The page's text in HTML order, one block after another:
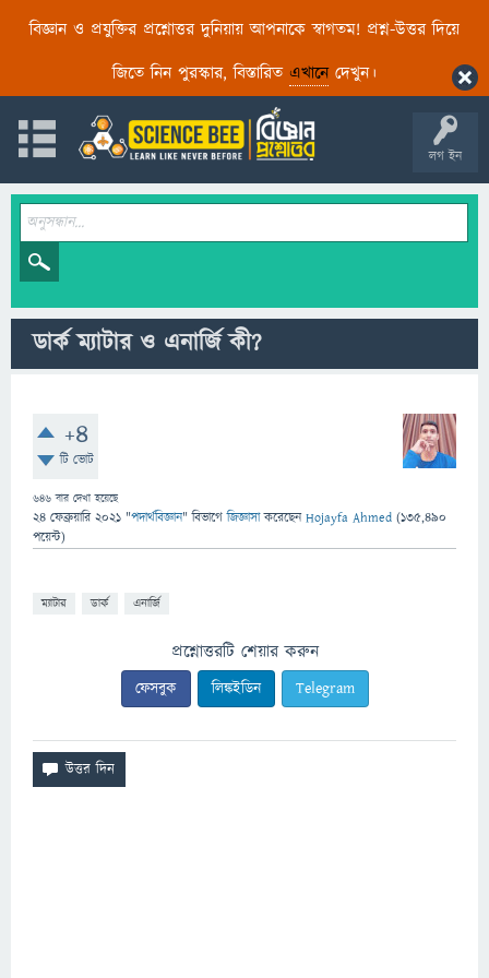
বিজ্ঞান ও প্রযুক্তির প্রশ্নোত্তর দুনিয়ায় আপনাকে স্বাগতম! প্রশ্ন-উত্তর দিয়ে
জিতে নিন পুরস্কার, বিস্তারিত এখানেদেখুন।
লগ ইন
ডার্ক ম্যাটার ও এনার্জি কী?
+4
টি ভোট
646 বার দেখা হয়েছে
24 ফেব্রুয়ারি 2021 "পদার্থবিজ্ঞান" বিভাগে জিজ্ঞাসাকরেছেনHojayfa Ahmed (135,490
পয়েন্ট)
ম্যাটার ডার্ক এনার্জি
প্রশ্নোত্তরটি শেয়ার করুন
ফেসবুক লিঙ্কইডিন Telegram